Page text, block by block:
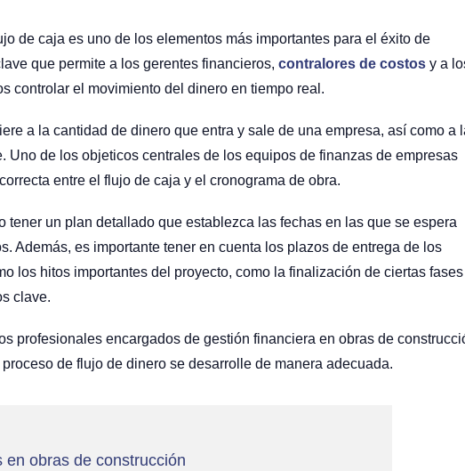
de caja es uno de los elementos más importantes para el éxito de
que permite a los gerentes financieros, contralores de costos y a
controlar el movimiento del dinero en tiempo real.
a la cantidad de dinero que entra y sale de una empresa, así como a
Uno de los objeticos centrales de los equipos de finanzas de empresas
entre el flujo de caja y el cronograma de obra.
tener un plan detallado que establezca las fechas en las que se espera
Además, es importante tener en cuenta los plazos de entrega de los
los hitos importantes del proyecto, como la finalización de ciertas
clave.
profesionales encargados de gestión financiera en obras de
de flujo de dinero se desarrolle de manera adecuada.
obras de construcción